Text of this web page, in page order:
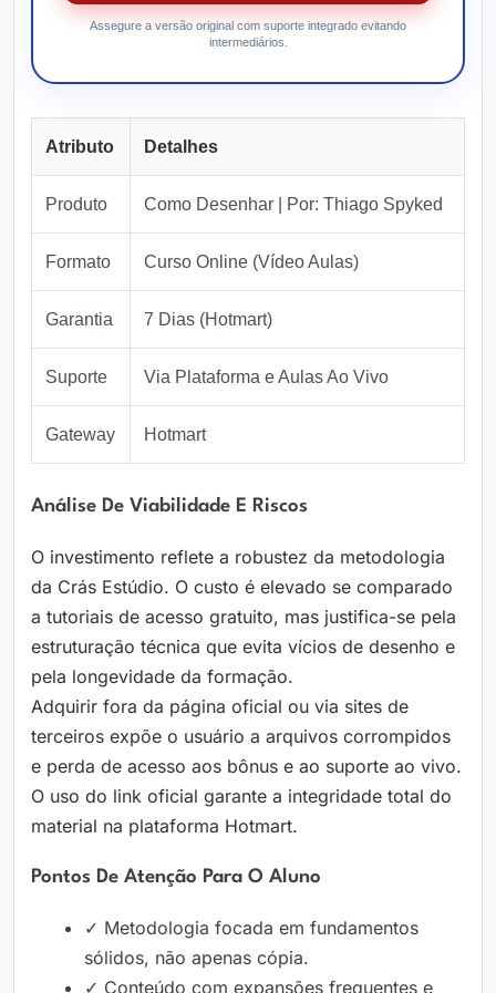
Assegure a versão original com suporte integrado evitando
intermediários.
Atributo Detalhes
Produto Como Desenhar | Por: Thiago Spyked
Formato Curso Online (Vídeo Aulas)
Garantia 7 Dias (Hotmart)
Suporte Via Plataforma e Aulas Ao Vivo
Gateway Hotmart
Análise De Viabilidade E Riscos
O investimento reflete a robustez da metodologia
da Crás Estúdio. O custo é elevado se comparado
a tutoriais de acesso gratuito, mas justifica-se pela
estruturação técnica que evita vícios de desenho e
pela longevidade da formação.
Adquirir fora da página oficial ou via sites de
terceiros expõe o usuário a arquivos corrompidos
e perda de acesso aos bônus e ao suporte ao vivo.
O uso do link oficial garante a integridade total do
material na plataforma Hotmart.
Pontos De Atenção Para O Aluno
✓ Metodologia focada em fundamentos
sólidos, não apenas cópia.
✓ Conteúdo com expansões frequentes e